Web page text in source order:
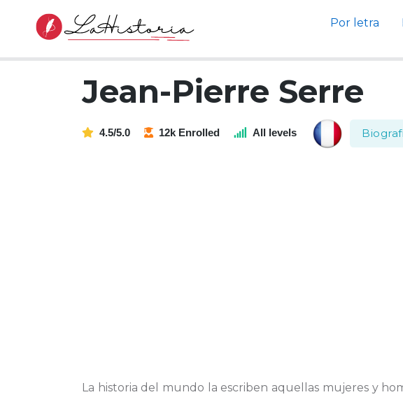
Por letra
Jean-Pierre Serre
4.5/5.0 12k Enrolled All levels
La historia del mundo la escriben aquellas mujeres y